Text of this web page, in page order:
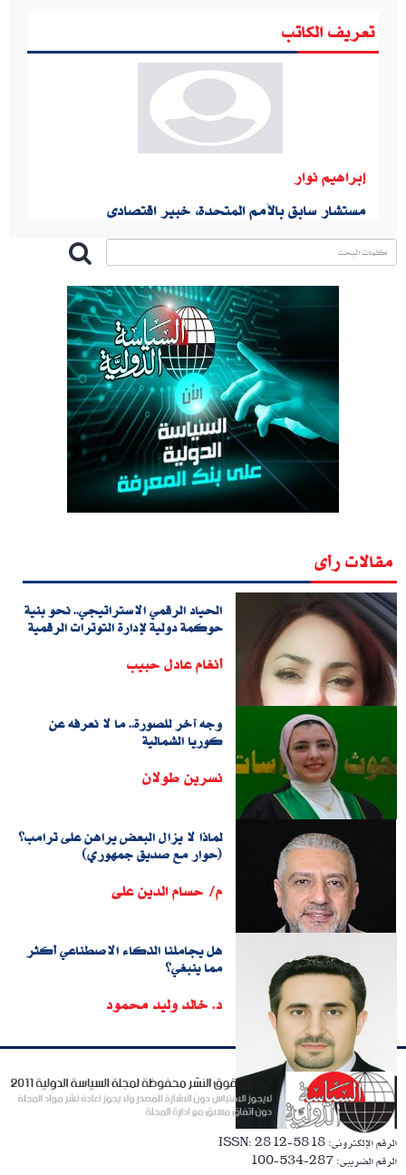
تعريف الكاتب
إبراهيم نوار
مستشار سابق بالأمم المتحدة،‮ ‬خبير اقتصادى
مقالات رأى
الحياد الرقمي الاستراتيجي.. نحو بنية
حوكمة دولية لإدارة التوترات الرقمية
أنغام عادل حبيب
وجه آخر للصورة.. ما لا نعرفه عن
كوريا الشمالية
نسرين طولان
لماذا لا يزال البعض يراهن على ترامب؟
(حوار مع صديق جمهوري)
م/ حسام الدين على
هل يجاملنا الذكاء الاصطناعي أكثر
مما ينبغي؟
د. خالد وليد محمود
الرقم الإلكترونى: ISSN: 2812-5818
الرقم الضريبى: 287-534-100